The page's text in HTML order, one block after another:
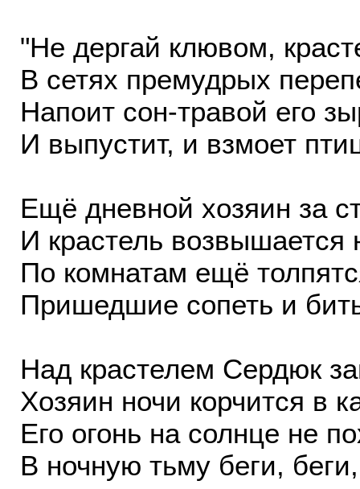
"Не дергай клювом,
В сетях премудрых
Напоит сон-травой его
И выпустит, и взмоет
Ещё дневной хозяин за
И крастель возвышается
По комнатам ещё
Пришедшие сопеть и
Над крастелем Сердюк
Хозяин ночи корчится в
Его огонь на солнце не
В ночную тьму беги,